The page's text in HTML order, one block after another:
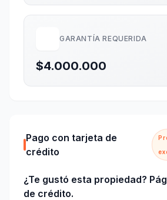
GARANTÍA REQUERIDA
$4.000.000
Pago con tarjeta de
crédito
¿Te gustó esta propiedad?
de crédito.